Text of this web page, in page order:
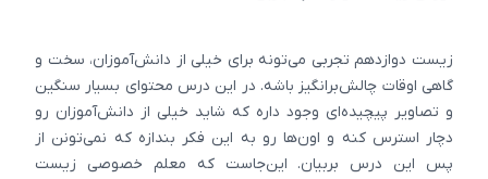
زیست دوازدهم تجربی می‌تونه برای خیلی از دانش‌آموزان، سخت و
گاهی اوقات چالش‌برانگیز باشه. در این درس محتوای بسیار سنگین
و تصاویر پیچیده‌ای وجود داره که شاید خیلی از دانش‌آموزان رو
دچار استرس کنه و اون‌ها رو به این فکر بندازه که نمی‌تونن از
پس این درس بربیان. این‌جاست که معلم خصوصی زیست